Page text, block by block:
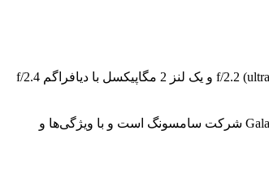
دوربین پشت: دوربین پشت این گوشی شامل سه لنز مجزا است که شامل یک لنز 50 مگاپیکسل با دیافراگم f/1.8 (wide)، یک لنز 5 مگاپیکسل با دیافراگم f/2.2 (ultrawide) و یک لنز 2 مگاپیکسل با دیافراگم f/2.4
امکانات ارتباگوشی موبایل سامسونگ مدل Galaxy A24 Global با حافظه داخلی 128GB و رم 8GB یک گوشی هوشمند قدرتمند است. این گوشی از سری Galaxy A شرکت سامسونگ است و با ویژگی‌ها و